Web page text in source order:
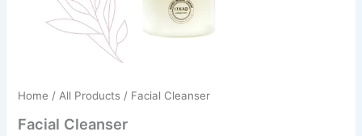
Home / All Products / Facial Cleanser
Facial Cleanser